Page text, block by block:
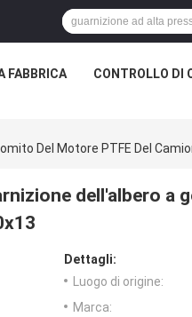
FABBRICA CONTROLLO DI
Del Motore PTFE Del
dell'albero a
Dettagli:
Luogo di origine:
Marca: